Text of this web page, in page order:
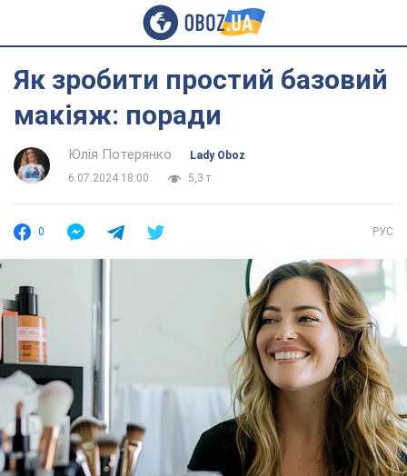
Як зробити простий базовий
макіяж: поради
Юлія Потерянко
Lady Oboz
6.07.2024 18:00
5,3 т.
0 РУС